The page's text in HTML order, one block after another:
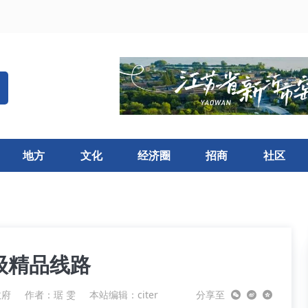
地方 文化 经济圈 招商 社区
精品线路
作者：琚 雯 本站编辑：citer 分享至